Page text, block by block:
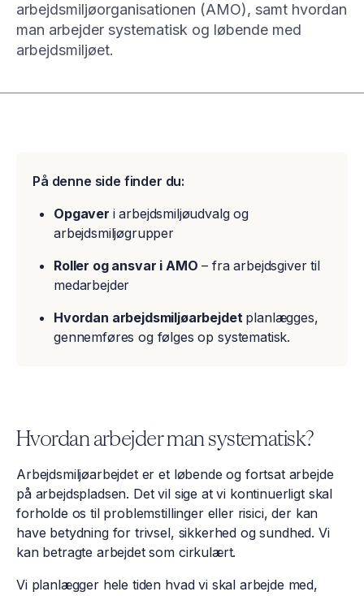
arbejdsmiljøorganisationen (AMO), samt hvordan
man arbejder systematisk og løbende med
arbejdsmiljøet.
På denne side finder du:
Opgaver i arbejdsmiljøudvalg og
arbejdsmiljøgrupper
Roller og ansvar i AMO – fra arbejdsgiver til
medarbejder
Hvordan arbejdsmiljøarbejdet planlægges,
gennemføres og følges op systematisk.
Hvordan arbejder man systematisk?
Arbejdsmiljøarbejdet er et løbende og fortsat arbejde
på arbejdspladsen. Det vil sige at vi kontinuerligt skal
forholde os til problemstillinger eller risici, der kan
have betydning for trivsel, sikkerhed og sundhed. Vi
kan betragte arbejdet som cirkulært.
Vi planlægger hele tiden hvad vi skal arbejde med,